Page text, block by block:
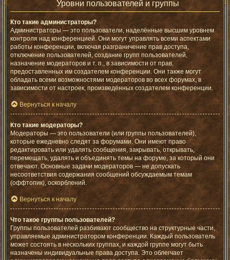
Уровни пользователей и группы
Кто такие администраторы?
Администраторы — это пользователи, наделённые высшим уровнем
контроля над конференцией. Они могут управлять всеми аспектами
работы конференции, включая разграничение прав доступа,
отключение пользователей, создание групп пользователей,
назначение модераторов и т. п., в зависимости от прав,
предоставленных им создателем конференции. Они также могут
обладать всеми возможностями модераторов во всех форумах, в
зависимости от настроек, произведённых создателем конференции.
Вернуться к началу
Кто такие модераторы?
Модераторы — это пользователи (или группы пользователей),
которые ежедневно следят за форумами. Они имеют право
редактировать или удалять сообщения, закрывать, открывать,
перемещать, удалять и объединять темы на форуме, за который они
отвечают. Основные задачи модераторов — не допускать
несоответствия содержания сообщений обсуждаемым темам
(оффтопик), оскорблений.
Вернуться к началу
Что такое группы пользователей?
Группы пользователей разбивают сообщество на структурные части,
управляемые администратором конференции. Каждый пользователь
может состоять в нескольких группах, и каждой группе могут быть
назначены индивидуальные права доступа. Это облегчает